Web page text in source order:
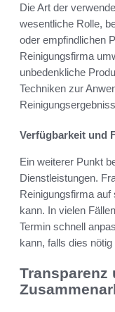
Die Art der
wesentliche Rolle,
oder empfindlichen
Reinigungsfirma
unbedenkliche
Techniken zur
Verfügbarkeit und
Ein weiterer Punkt
Dienstleistungen.
Reinigungsfirma auf
kann. In vielen
Termin schnell
kann, falls dies nötig
Transparenz